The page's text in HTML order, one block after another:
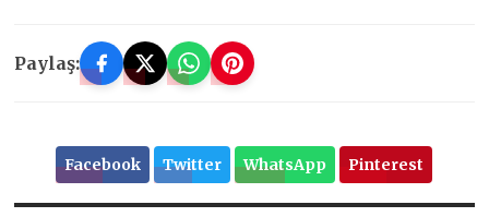
Paylaş:
Facebook Twitter WhatsApp Pinterest